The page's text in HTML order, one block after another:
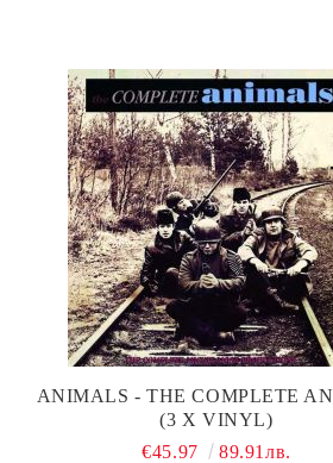
ANIMALS - THE COMPLETE
(3 X VINYL)
€45.97
89.91лв.